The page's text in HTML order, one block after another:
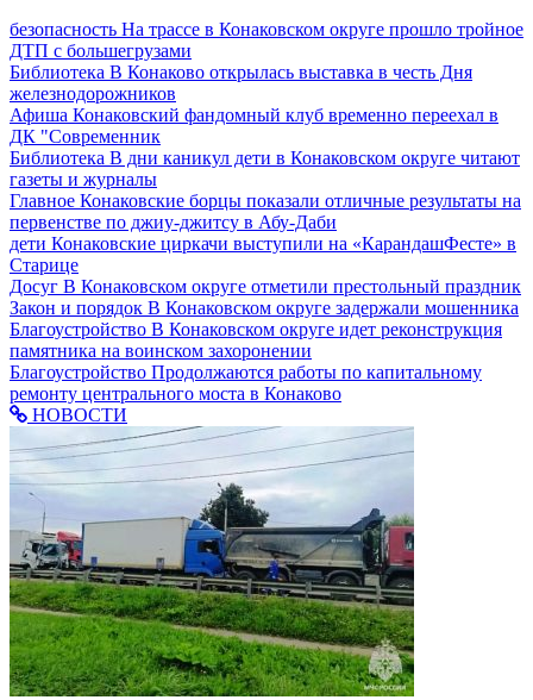
безопасность На трассе в Конаковском округе прошло тройное
ДТП с большегрузами
Библиотека В Конаково открылась выставка в честь Дня
железнодорожников
Афиша Конаковский фандомный клуб временно переехал в
ДК "Современник
Библиотека В дни каникул дети в Конаковском округе читают
газеты и журналы
Главное Конаковские борцы показали отличные результаты на
первенстве по джиу-джитсу в Абу-Даби
дети Конаковские циркачи выступили на «КарандашФесте» в
Старице
Досуг В Конаковском округе отметили престольный праздник
Закон и порядок В Конаковском округе задержали мошенника
Благоустройство В Конаковском округе идет реконструкция
памятника на воинском захоронении
Благоустройство Продолжаются работы по капитальному
ремонту центрального моста в Конаково
НОВОСТИ